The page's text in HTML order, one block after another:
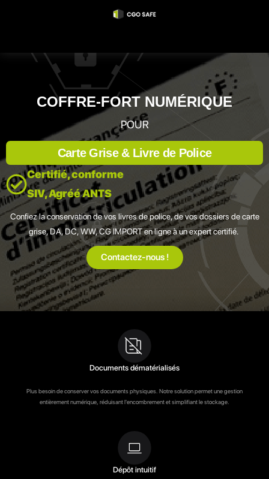
COFFRE-FORT NUMÉRIQUE
POUR
Carte Grise & Livre de Police
Certifié, conforme
SIV, Agréé ANTS
Confiez la conservation de vos livres de police, de vos dossiers de carte
grise, DA, DC, WW, CG IMPORT en ligne à un expert certifié.
Contactez-nous !
Documents dématérialisés
Plus besoin de conserver vos documents physiques. Notre solution permet une gestion
entièrement numérique, réduisant l'encombrement et simplifiant le stockage.
Dépôt intuitif